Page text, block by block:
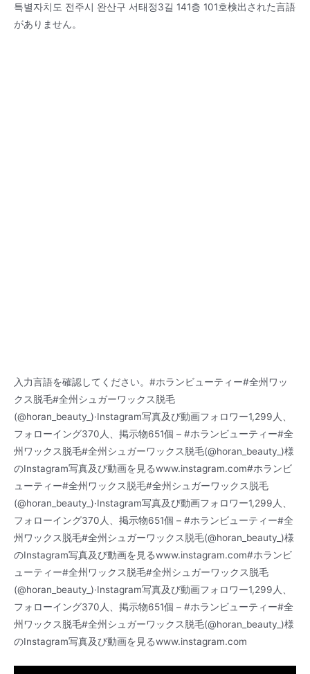
특별자치도 전주시 완산구 서태정3길 141층 101호検出された言語
がありません。
入力言語を確認してください。#ホランビューティー#全州ワッ
クス脱毛#全州シュガーワックス脱毛
(@horan_beauty_)·Instagram写真及び動画フォロワー1,299人、
フォローイング370人、掲示物651個 – #ホランビューティー#全
州ワックス脱毛#全州シュガーワックス脱毛(@horan_beauty_)様
のInstagram写真及び動画を見るwww.instagram.com#ホランビ
ューティー#全州ワックス脱毛#全州シュガーワックス脱毛
(@horan_beauty_)·Instagram写真及び動画フォロワー1,299人、
フォローイング370人、掲示物651個 – #ホランビューティー#全
州ワックス脱毛#全州シュガーワックス脱毛(@horan_beauty_)様
のInstagram写真及び動画を見るwww.instagram.com#ホランビ
ューティー#全州ワックス脱毛#全州シュガーワックス脱毛
(@horan_beauty_)·Instagram写真及び動画フォロワー1,299人、
フォローイング370人、掲示物651個 – #ホランビューティー#全
州ワックス脱毛#全州シュガーワックス脱毛(@horan_beauty_)様
のInstagram写真及び動画を見るwww.instagram.com